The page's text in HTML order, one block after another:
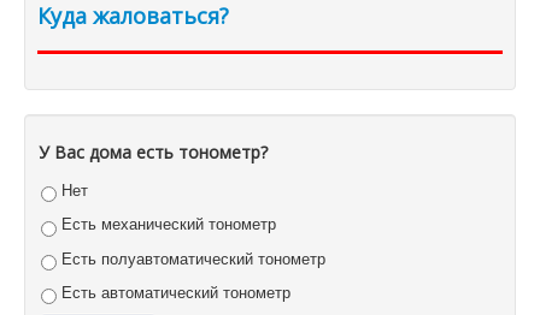
Куда жаловаться?
У Вас дома есть тонометр?
Нет
Есть механический тонометр
Есть полуавтоматический тонометр
Есть автоматический тонометр